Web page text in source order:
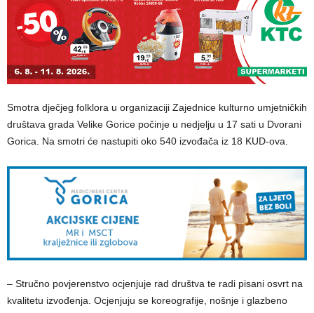
Smotra dječjeg folklora u organizaciji Zajednice kulturno umjetničkih
društava grada Velike Gorice počinje u nedjelju u 17 sati u Dvorani
Gorica. Na smotri će nastupiti oko 540 izvođača iz 18 KUD-ova.
– Stručno povjerenstvo ocjenjuje rad društva te radi pisani osvrt na
kvalitetu izvođenja. Ocjenjuju se koreografije, nošnje i glazbeno